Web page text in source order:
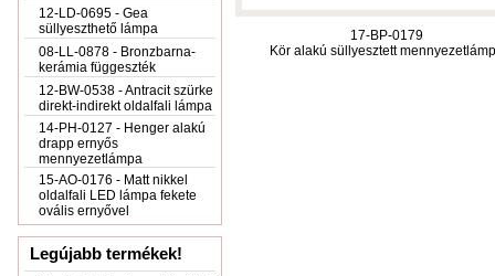
12-LD-0695 - Gea
süllyeszthető lámpa
08-LL-0878 - Bronzbarna-
kerámia függeszték
12-BW-0538 - Antracit szürke
direkt-indirekt oldalfali lámpa
14-PH-0127 - Henger alakú
drapp ernyős
mennyezetlámpa
15-AO-0176 - Matt nikkel
oldalfali LED lámpa fekete
ovális ernyővel
Legújabb termékek!
17-BP-0179
Kör alakú süllyesztett